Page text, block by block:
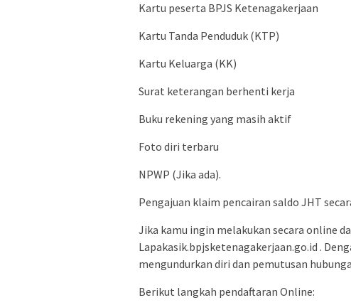
Kartu peserta BPJS Ketenagakerjaan
Kartu Tanda Penduduk (KTP)
Kartu Keluarga (KK)
Surat keterangan berhenti kerja
Buku rekening yang masih aktif
Foto diri terbaru
NPWP (Jika ada).
Pengajuan klaim pencairan saldo JHT
Jika kamu ingin melakukan secara online
Lapakasik.bpjsketenagakerjaan.go.id .
mengundurkan diri dan pemutusan
Berikut langkah pendaftaran Online: